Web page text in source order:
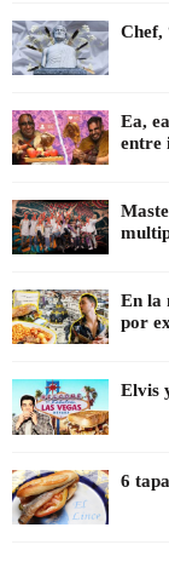
Chef,
Ea,
entre
En la
por
Elvis
6